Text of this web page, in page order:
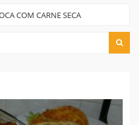
COM CARNE SECA